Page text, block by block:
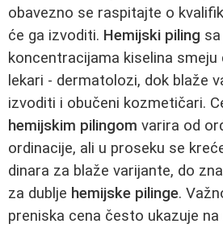
obavezno se raspitajte o
će ga izvoditi. Hemijski piling
koncentracijama kiselina smeju
lekari - dermatolozi, dok blaže
izvoditi i obučeni kozmetičari.
hemijskim pilingom varira od
ordinacije, ali u proseku se
dinara za blaže varijante, do
za dublje hemijske pilinge.
preniska cena često ukazuje